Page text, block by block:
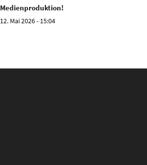
Medienproduktion!
12. Mai 2026 - 15:04